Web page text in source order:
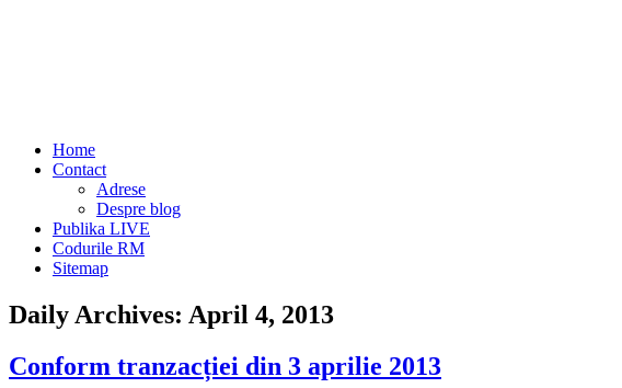
Home
Contact
Adrese
Despre blog
Publika LIVE
Codurile RM
Sitemap
Daily Archives: April 4, 2013
Conform tranzacției din 3 aprilie 2013